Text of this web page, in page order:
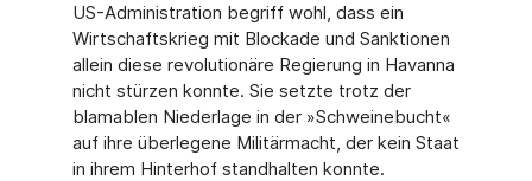
US-Administration begriff wohl, dass ein
Wirtschaftskrieg mit Blockade und Sanktionen
allein diese revolutionäre Regierung in Havanna
nicht stürzen konnte. Sie setzte trotz der
blamablen Niederlage in der »Schweinebucht«
auf ihre überlegene Militärmacht, der kein Staat
in ihrem Hinterhof standhalten konnte.